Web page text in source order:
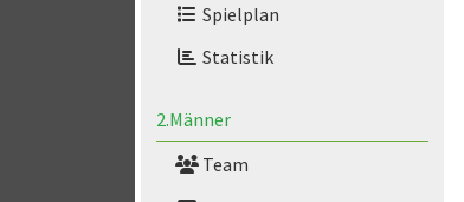
Spielplan
Statistik
2.Männer
Team